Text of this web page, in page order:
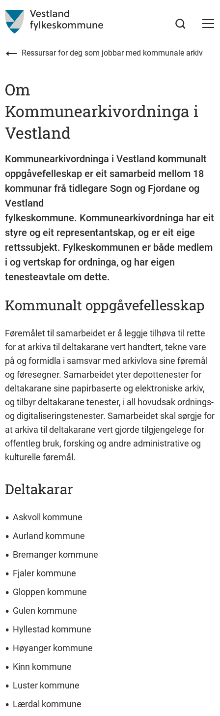
Ressursar for deg som jobbar med kommunale arkiv
Om
Kommunearkivordninga i
Vestland
Kommunearkivordninga i Vestland kommunalt
oppgåvefelleskap er eit samarbeid mellom 18
kommunar frå tidlegare Sogn og Fjordane og
Vestland
fylkeskommune. Kommunearkivordninga har eit
styre og eit representantskap, og er eit eige
rettssubjekt. Fylkeskommunen er både medlem
i og vertskap for ordninga, og har eigen
tenesteavtale om dette.
Kommunalt oppgåvefellesskap
Føremålet til samarbeidet er å leggje tilhøva til rette
for at arkiva til deltakarane vert handtert, tekne vare
på og formidla i samsvar med arkivlova sine føremål
og føresegner. Samarbeidet yter depottenester for
deltakarane sine papirbaserte og elektroniske arkiv,
og tilbyr deltakarane tenester, i all hovudsak ordnings-
og digitaliseringstenester. Samarbeidet skal sørgje for
at arkiva til deltakarane vert gjorde tilgjengelege for
offentleg bruk, forsking og andre administrative og
kulturelle føremål.
Deltakarar
Askvoll kommune
Aurland kommune
Bremanger kommune
Fjaler kommune
Gloppen kommune
Gulen kommune
Hyllestad kommune
Høyanger kommune
Kinn kommune
Luster kommune
Lærdal kommune